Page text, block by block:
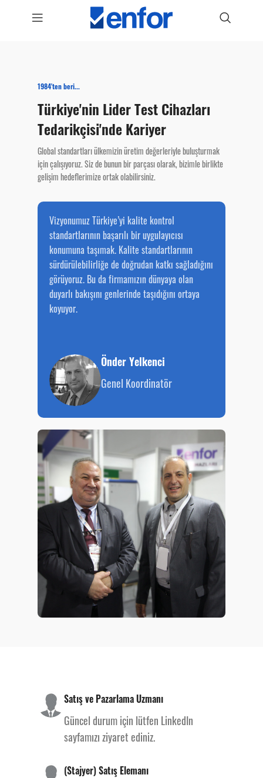
1984'ten beri...
Türkiye'nin Lider Test Cihazları
Tedarikçisi'nde Kariyer
Global standartları ülkemizin üretim değerleriyle buluşturmak
için çalışıyoruz. Siz de bunun bir parçası olarak, bizimle birlikte
gelişim hedeflerimize ortak olabilirsiniz.
Vizyonumuz Türkiye’yi kalite kontrol
standartlarının başarılı bir uygulayıcısı
konumuna taşımak. Kalite standartlarının
sürdürülebilirliğe de doğrudan katkı sağladığını
görüyoruz. Bu da firmamızın dünyaya olan
duyarlı bakışını genlerinde taşıdığını ortaya
koyuyor.
Önder Yelkenci
Genel Koordinatör
Satış ve Pazarlama Uzmanı
Güncel durum için lütfen LinkedIn
sayfamızı ziyaret ediniz.
(Stajyer) Satış Elemanı